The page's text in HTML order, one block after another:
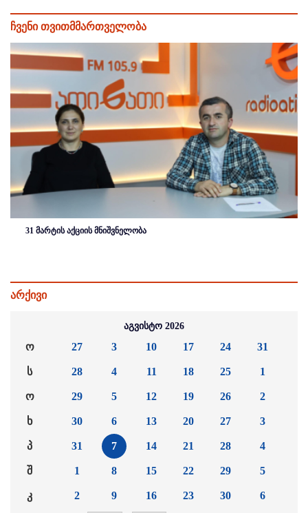
ჩვენი თვითმმართველობა
31 მარტის აქციის მნიშვნელობა
არქივი
აგვისტო 2026
ო
ს
ო
ხ
პ
შ
კ
27
28
29
30
31
1
2
3
4
5
6
7
8
9
10
11
12
13
14
15
16
17
18
19
20
21
22
23
24
25
26
27
28
29
30
31
1
2
3
4
5
6